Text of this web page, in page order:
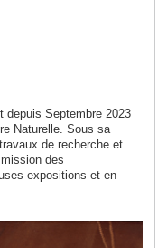
depuis Septembre 2023
Naturelle. Sous sa
de recherche et
des
expositions et en